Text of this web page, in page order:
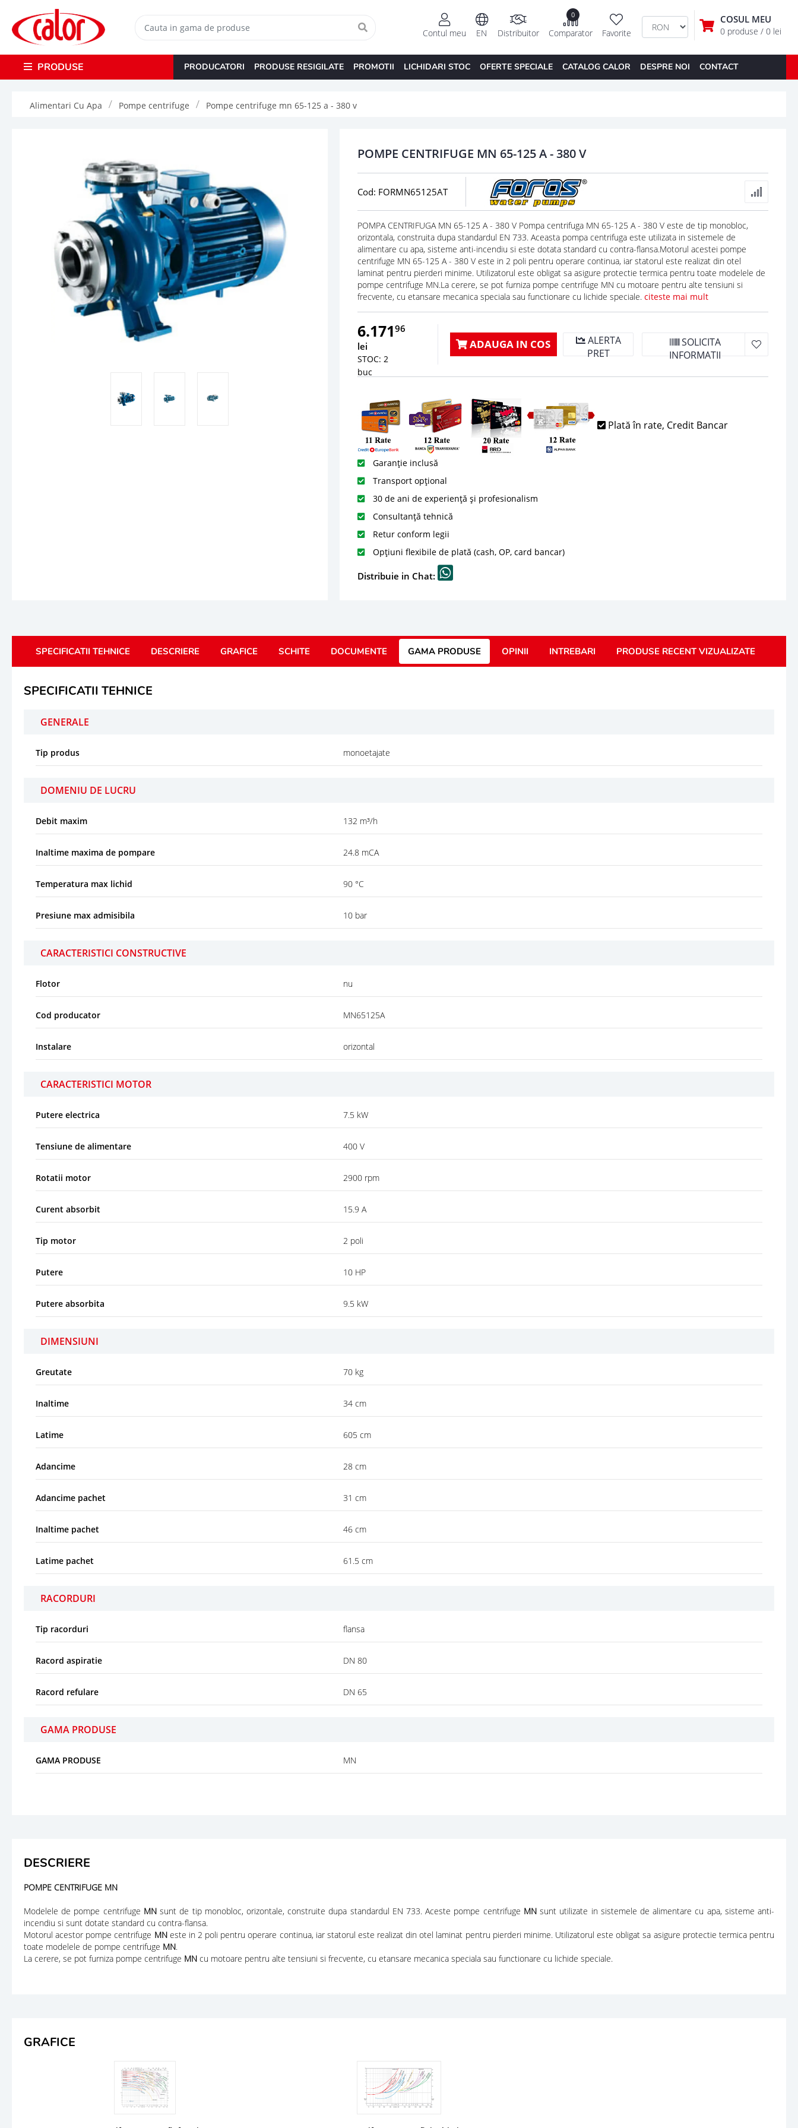
COSUL MEU
0 produse / 0 lei
Favorite
0
Comparator
Distribuitor
EN
Contul meu
PRODUSE PRODUCATORI PRODUSE RESIGILATE PROMOTII LICHIDARI STOC OFERTE SPECIALE CATALOG CALOR DESPRE NOI CONTACT
Alimentari Cu Apa Pompe centrifuge Pompe centrifuge mn 65-125 a - 380 v
POMPE CENTRIFUGE MN 65-125 A - 380 V
Cod: FORMN65125AT
POMPA CENTRIFUGA MN 65-125 A - 380 V Pompa centrifuga MN 65-125 A - 380 V este de tip monobloc,
orizontala, construita dupa standardul EN 733. Aceasta pompa centrifuga este utilizata in sistemele de
alimentare cu apa, sisteme anti-incendiu si este dotata standard cu contra-flansa.Motorul acestei pompe
centrifuge MN 65-125 A - 380 V este in 2 poli pentru operare continua, iar statorul este realizat din otel
laminat pentru pierderi minime. Utilizatorul este obligat sa asigure protectie termica pentru toate modelele de
pompe centrifuge MN.La cerere, se pot furniza pompe centrifuge MN cu motoare pentru alte tensiuni si
frecvente, cu etansare mecanica speciala sau functionare cu lichide speciale. citeste mai mult
6.17196
lei
STOC: 2
buc
ADAUGA IN COS
ALERTA
PRET
SOLICITA
INFORMATII
Plată în rate, Credit Bancar
Garanție inclusă
Transport opțional
30 de ani de experiență și profesionalism
Consultanță tehnică
Retur conform legii
Opțiuni flexibile de plată (cash, OP, card bancar)
Distribuie in Chat:
SPECIFICATII TEHNICE DESCRIERE GRAFICE SCHITE DOCUMENTE GAMA PRODUSE OPINII INTREBARI PRODUSE RECENT VIZUALIZATE
SPECIFICATII TEHNICE
GENERALE
Tip produs monoetajate
DOMENIU DE LUCRU
Debit maxim 132 m³/h
Inaltime maxima de pompare 24.8 mCA
Temperatura max lichid 90 °C
Presiune max admisibila 10 bar
CARACTERISTICI CONSTRUCTIVE
Flotor nu
Cod producator MN65125A
Instalare orizontal
CARACTERISTICI MOTOR
Putere electrica 7.5 kW
Tensiune de alimentare 400 V
Rotatii motor 2900 rpm
Curent absorbit 15.9 A
Tip motor 2 poli
Putere 10 HP
Putere absorbita 9.5 kW
DIMENSIUNI
Greutate 70 kg
Inaltime 34 cm
Latime 605 cm
Adancime 28 cm
Adancime pachet 31 cm
Inaltime pachet 46 cm
Latime pachet 61.5 cm
RACORDURI
Tip racorduri flansa
Racord aspiratie DN 80
Racord refulare DN 65
GAMA PRODUSE
GAMA PRODUSE MN
DESCRIERE
POMPE CENTRIFUGE MN
Modelele de pompe centrifuge MNsunt de tip monobloc, orizontale, construite dupa standardul EN 733. Aceste pompe centrifuge MNsunt utilizate in sistemele de alimentare cu apa, sisteme anti-
incendiu si sunt dotate standard cu contra-flansa.
Motorul acestor pompe centrifuge MN este in 2 poli pentru operare continua, iar statorul este realizat din otel laminat pentru pierderi minime. Utilizatorul este obligat sa asigure protectie termica pentru
toate modelele de pompe centrifuge MN.
La cerere, se pot furniza pompe centrifuge MN cu motoare pentru alte tensiuni si frecvente, cu etansare mecanica speciala sau functionare cu lichide speciale.
GRAFICE